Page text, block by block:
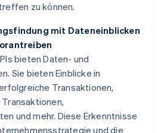
zu können.
mit Dateneinblicken
bieten Daten- und
Sie bieten Einblicke in
Transaktionen,
und mehr. Diese Erkenntnisse
und die